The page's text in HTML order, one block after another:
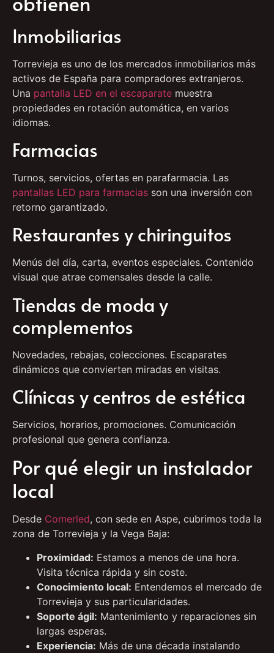
Inmobiliarias
Torrevieja es uno de los mercados inmobiliarios más
activos de España para compradores extranjeros.
Una pantalla LED en el escaparate muestra
propiedades en rotación automática, en varios
idiomas.
Farmacias
Turnos, servicios, ofertas en parafarmacia. Las
pantallas LED para farmacias son una inversión con
retorno garantizado.
Restaurantes y chiringuitos
Menús del día, carta, eventos especiales. Contenido
visual que atrae comensales desde la calle.
Tiendas de moda y
complementos
Novedades, rebajas, colecciones. Escaparates
dinámicos que convierten miradas en visitas.
Clínicas y centros de estética
Servicios, horarios, promociones. Comunicación
profesional que genera confianza.
Por qué elegir un instalador
local
Desde Comerled, con sede en Aspe, cubrimos toda la
zona de Torrevieja y la Vega Baja:
Proximidad: Estamos a menos de una hora.
Visita técnica rápida y sin coste.
Conocimiento local: Entendemos el mercado de
Torrevieja y sus particularidades.
Soporte ágil: Mantenimiento y reparaciones sin
largas esperas.
Experiencia: Más de una década instalando